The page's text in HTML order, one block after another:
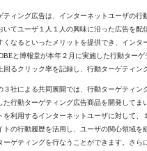
ティング広告は、インターネットユーザの
いてユーザ１人１人の興味に沿った広告を
くなるといったメリットを提供でき、イン
と博報堂が本年２月に実施した行動ター
回るクリック率を記録し、行動ターゲティ
３社による共同展開では、行動ターゲティ
た行動ターゲティング広告商品を開発して
を利用するインターネットユーザに対して
トの行動履歴を活用し、ユーザの関心領域
ーゲティングを行なうことができます。さ